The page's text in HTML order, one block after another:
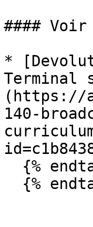
####
*
Terminal
(https://
140-